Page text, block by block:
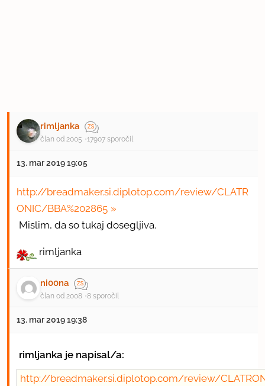
rimljanka
član od 2005 17907 sporočil
13. mar 2019 19:05
http://breadmaker.si.diplotop.com/review/CLATR
ONIC/BBA%202865
Mislim, da so tukaj dosegljiva.
rimljanka
ni00na
član od 2008 8 sporočil
13. mar 2019 19:38
rimljanka je napisal/a:
http://breadmaker.si.diplotop.com/review/